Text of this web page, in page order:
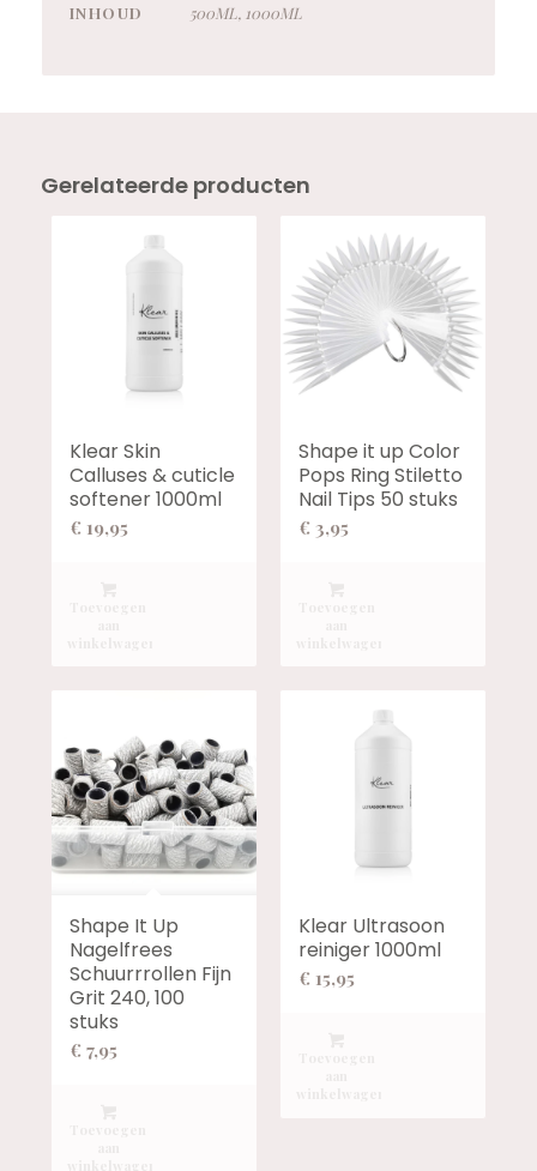
INHOUD 500ML, 1000ML
Gerelateerde producten
Klear Skin
Calluses & cuticle
softener 1000ml
€ 19,95
Shape it up Color
Pops Ring Stiletto
Nail Tips 50 stuks
€ 3,95
Shape It Up
Nagelfrees
Schuurrrollen Fijn
Grit 240, 100
stuks
€ 7,95
Klear Ultrasoon
reiniger 1000ml
€ 15,95